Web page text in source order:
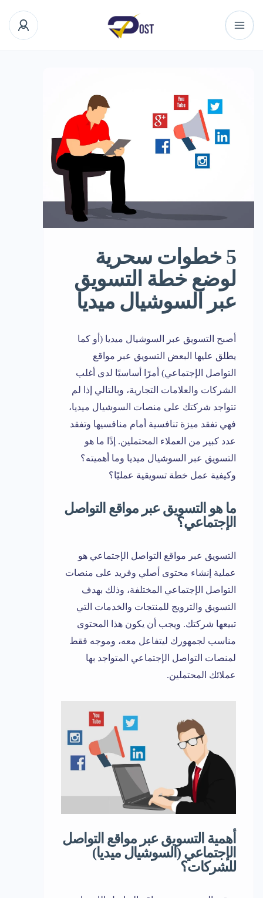
5 خطوات سحرية
لوضع خطة التسويق
عبر السوشيال ميديا
أصبح التسويق عبر السوشيال ميديا (أو كما
يطلق عليها البعض التسويق عبر مواقع
التواصل الإجتماعي) أمرًا أساسيًا لدى أغلب
الشركات والعلامات التجارية، وبالتالي إذا لم
تتواجد شركتك على منصات السوشيال ميديا،
فهي تفقد ميزة تنافسية أمام منافسيها وتفقد
عدد كبير من العملاء المحتملين. إذًا ما هو
التسويق عبر السوشيال ميديا وما أهميته؟
وكيفية عمل خطة تسويقية عمليًا؟
ما هو التسويق عبر مواقع التواصل
الإجتماعي؟
التسويق عبر مواقع التواصل الإجتماعي هو
عملية إنشاء محتوى أصلي وفريد على منصات
التواصل الإجتماعي المختلفة، وذلك بهدف
التسويق والترويج للمنتجات والخدمات التي
تبيعها شركتك. ويجب أن يكون هذا المحتوى
مناسب لجمهورك ليتفاعل معه، وموجه فقط
لمنصات التواصل الإجتماعي المتواجد بها
عملائك المحتملين.
أهمية التسويق عبر مواقع التواصل
الإجتماعي (السوشيال ميديا)
للشركات؟